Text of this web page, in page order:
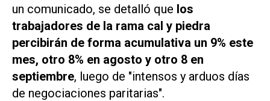
un comunicado, se detalló que los
trabajadores de la rama cal y piedra
percibirán de forma acumulativa un 9% este
mes, otro 8% en agosto y otro 8 en
septiembre, luego de "intensos y arduos días
de negociaciones paritarias".